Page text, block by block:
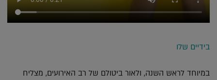
בידיים שלו
במיוחד לראש השנה, ולאור ביטולם של רב האירועים, מצליח